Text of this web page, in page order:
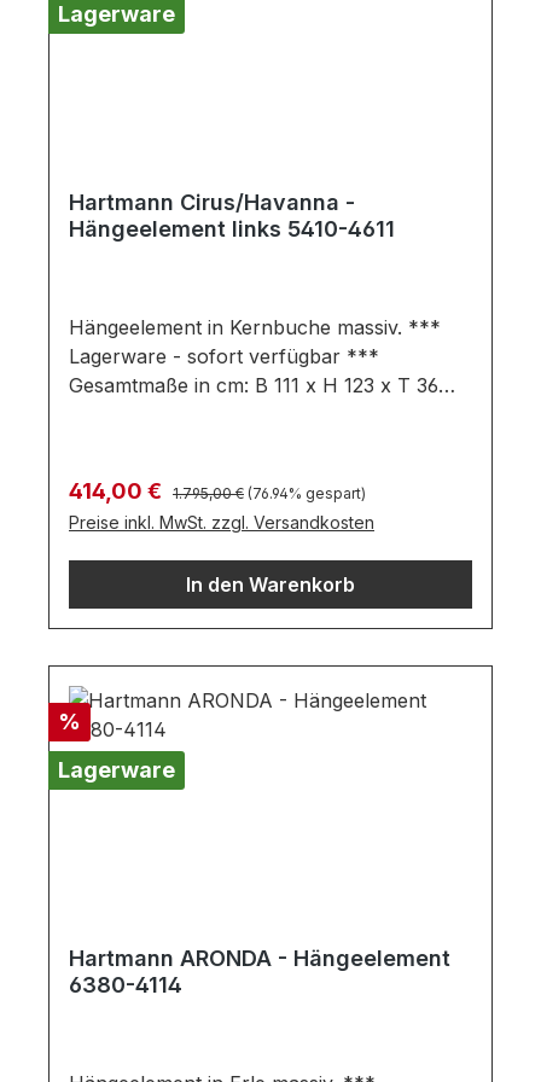
Lagerware
Hartmann Cirus/Havanna -
Hängeelement links 5410-4611
Hängeelement in Kernbuche massiv. ***
Lagerware - sofort verfügbar ***
Gesamtmaße in cm: B 111 x H 123 x T 36
Glaseinlegeboden Farben können auf
verschiedenen Bildschirmen abweichen.
Deko oder andere Beimöbel sind nicht
enthalten. Abbildung kann abweichen.
Verkaufspreis:
414,00 € Regulärer Preis:
1.795,00 € (76.94% gespart)
Preise inkl. MwSt. zzgl. Versandkosten
In den Warenkorb
Rabatt
%
Lagerware
Hartmann ARONDA - Hängeelement
6380-4114